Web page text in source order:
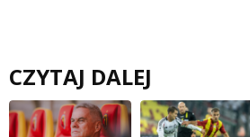
CZYTAJ DALEJ